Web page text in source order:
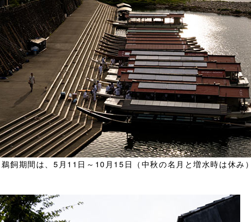
飼期間は、5月11日～10月15日（中秋の名月と増水時は休み